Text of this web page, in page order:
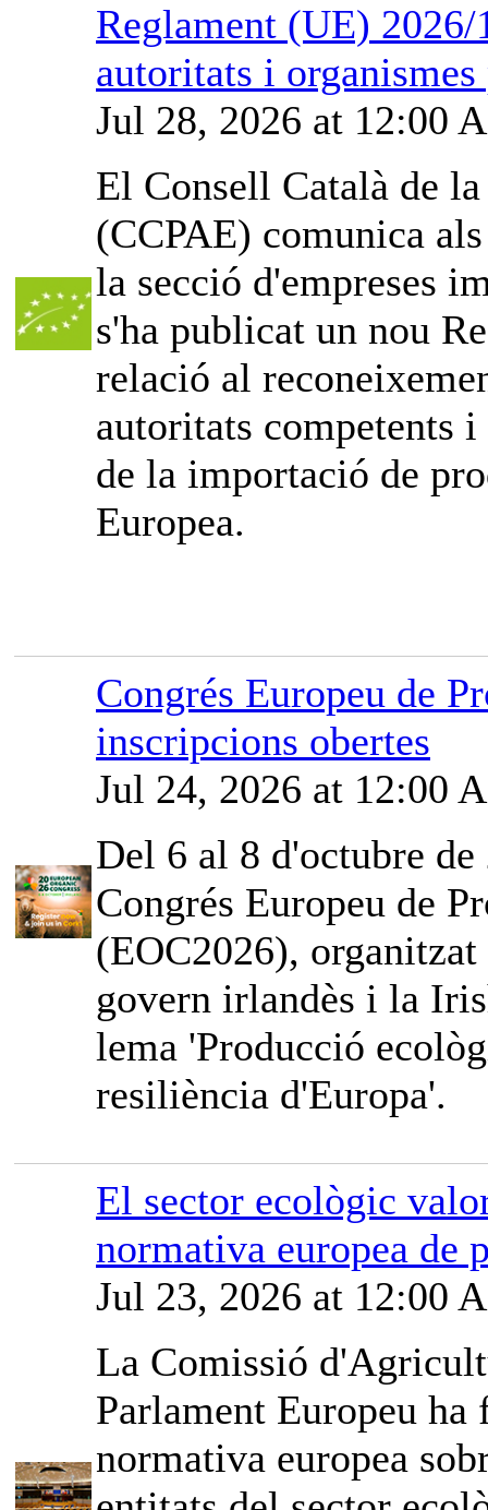
Reglament (UE)
autoritats i
Jul 28, 2026 at 12:00
El Consell Català de
(CCPAE) comunica
la secció d'empreses
s'ha publicat un nou
relació al
autoritats competents
de la importació de
Europea.
Congrés Europeu de
inscripcions obertes
Jul 24, 2026 at 12:00
Del 6 al 8 d'octubre
Congrés Europeu de
(EOC2026),
govern irlandès i la
lema 'Producció
resiliència d'Europa'.
El sector ecològic
normativa europea de
Jul 23, 2026 at 12:00
La Comissió
Parlament Europeu
normativa europea